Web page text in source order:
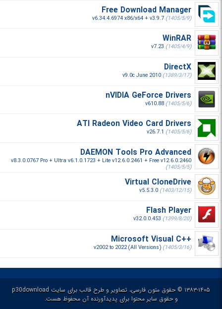
Free Download Manager
v6.34.4.6974 x86/x64 + v3.9.7 (1405/5/9)
WinRAR
v7.23 (1405/4/9)
DirectX
v9.0c June 2010 (1389/3/17)
nVIDIA GeForce Drivers
v610.88 (1405/5/6)
ATI Radeon Video Card Drivers
v26.7.1 (1405/5/6)
DAEMON Tools Pro Advanced
v8.3.0.0767 Pro + Ultra v6.1.0.1723 + Lite v12.6.0.2461 + Free v12.6.0.2460
(1405/5/5)
Virtual CloneDrive
v5.5.3.0 (1403/12/15)
Flash Player
v32.0.0.453 (1399/8/20)
Microsoft Visual C++‎
v2002 to 2022 (All Versions) (1405/3/16)
۱۳۸۳-۱۴۰۵ © حقوق متون فارسی، تصاویر و طرح قالب برای سایت p30download
و حقوق سایر محتوا برای پدیدآورنده آن محفوظ هست.